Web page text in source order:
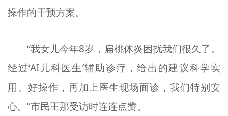
操作的干预方案。
“我女儿今年8岁，扁桃体炎困扰我们很久了。
经过‘AI儿科医生’辅助诊疗，给出的建议科学实
用、好操作，再加上医生现场面诊，我们特别安
心。”市民王那受访时连连点赞。